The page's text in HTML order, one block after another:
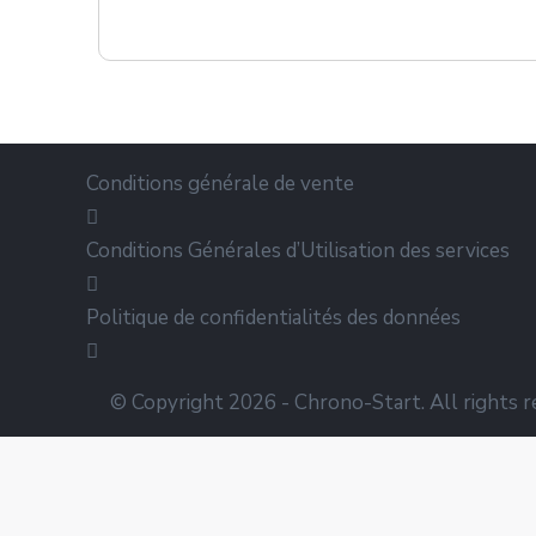
Conditions générale de vente
Conditions Générales d’Utilisation des services
Politique de confidentialités des données
© Copyright 2026 - Chrono-Start. All rights